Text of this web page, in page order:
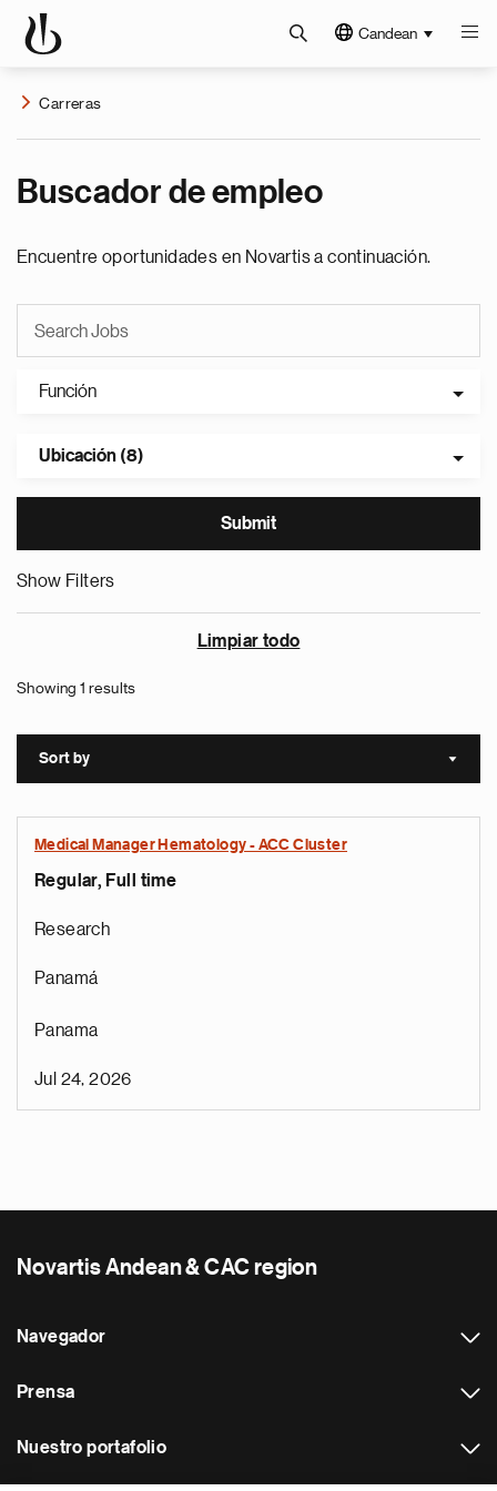
Candean
Carreras
Buscador de empleo
Encuentre oportunidades en Novartis a continuación.
Función
Ubicación (8)
Show Filters
Limpiar todo
Showing 1 results
Sort by Sort
Medical Manager Hematology - ACC Cluster
Regular, Full time
Research
Panamá
Panama
Jul 24, 2026
Novartis Andean & CAC region
Navegador
Prensa
Nuestro portafolio